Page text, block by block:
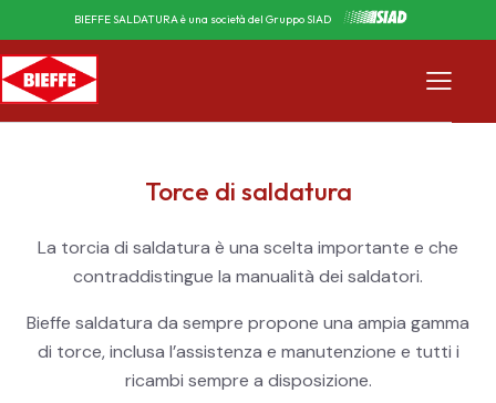
BIEFFE SALDATURA è una società del Gruppo SIAD
Torce di saldatura
La torcia di saldatura è una scelta importante e che
contraddistingue la manualità dei saldatori.
Bieffe saldatura da sempre propone una ampia gamma
di torce, inclusa l’assistenza e manutenzione e tutti i
ricambi sempre a disposizione.